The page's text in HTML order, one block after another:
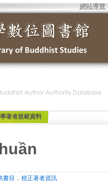
網站導覽
著者規範資料
書目 ． 校正著者資訊